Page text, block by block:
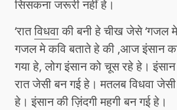
सिसकना जरूरी नहीं हे।
‘रातविधवाकी बनी हे चीख जेसे ‘गजल
गजल मे कवि बताते हे की ,आज इंसान
गया हे, लोग इंसान को चूस रहे हे। इंसान
रात जेसी बन गई हे। मतलब विधवा
हे। इंसान की ज़िंदगी महगी बन गई हे।